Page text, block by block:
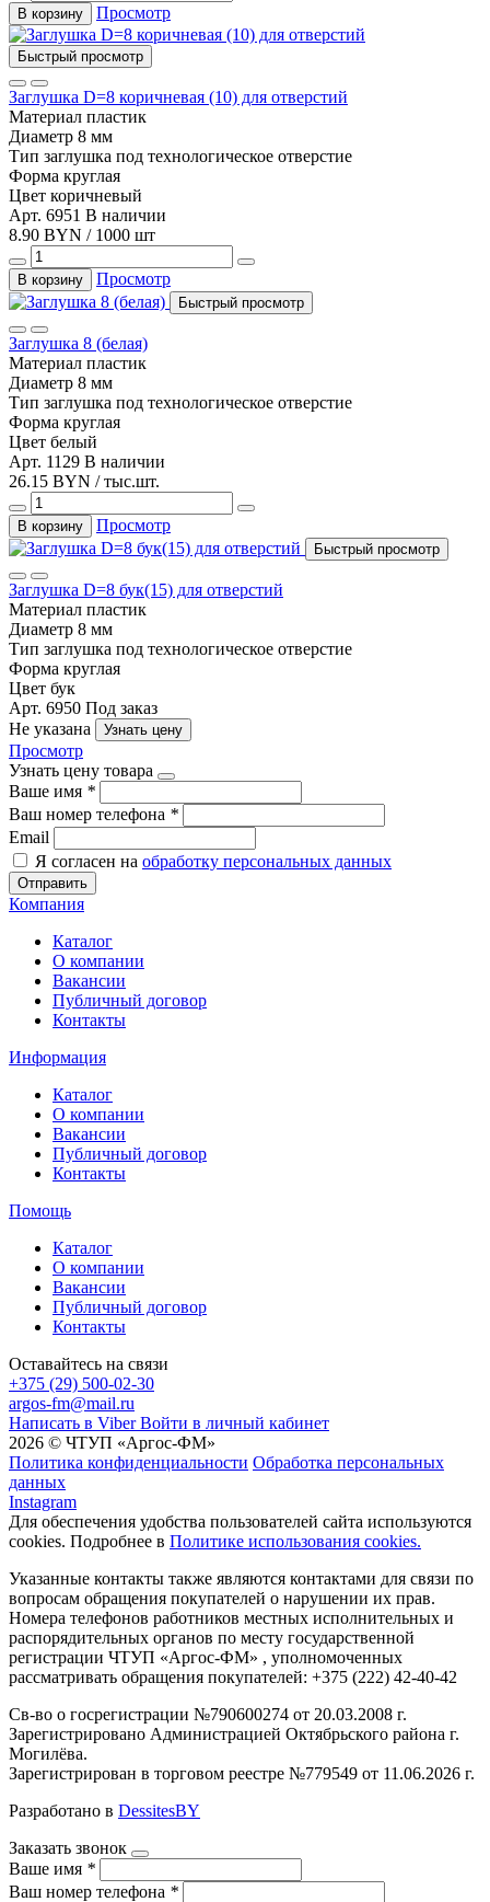
В корзину Просмотр
Быстрый просмотр
Заглушка D=8 коричневая (10) для отверстий
Материал пластик
Диаметр 8 мм
Тип заглушка под технологическое отверстие
Форма круглая
Цвет коричневый
Арт. 6951 В наличии
8.90 BYN / 1000 шт
В корзину Просмотр
Быстрый просмотр
Заглушка 8 (белая)
Материал пластик
Диаметр 8 мм
Тип заглушка под технологическое отверстие
Форма круглая
Цвет белый
Арт. 1129 В наличии
26.15 BYN / тыс.шт.
В корзину Просмотр
Быстрый просмотр
Заглушка D=8 бук(15) для отверстий
Материал пластик
Диаметр 8 мм
Тип заглушка под технологическое отверстие
Форма круглая
Цвет бук
Арт. 6950 Под заказ
Не указана
Узнать цену
Просмотр
Узнать цену товара
Ваше имя *
Ваш номер телефона *
Email
Я согласен на обработку персональных данных
Отправить
Компания
Каталог
О компании
Вакансии
Публичный договор
Контакты
Информация
Каталог
О компании
Вакансии
Публичный договор
Контакты
Помощь
Каталог
О компании
Вакансии
Публичный договор
Контакты
Оставайтесь на связи
+375 (29) 500-02-30
argos-fm@mail.ru
Написать в Viber Войти в личный кабинет
2026 © ЧТУП «Аргос-ФМ»
Политика конфиденциальности Обработка персональных
данных
Instagram
Для обеспечения удобства пользователей сайта используются
cookies. Подробнее в Политике использования cookies.
Указанные контакты также являются контактами для связи по
вопросам обращения покупателей о нарушении их прав.
Номера телефонов работников местных исполнительных и
распорядительных органов по месту государственной
регистрации ЧТУП «Аргос-ФМ» , уполномоченных
рассматривать обращения покупателей: +375 (222) 42-40-42
Св-во о госрегистрации №790600274 от 20.03.2008 г.
Зарегистрировано Администрацией Октябрьского района г.
Могилёва.
Зарегистрирован в торговом реестре №779549 от 11.06.2026 г.
Разработано в DessitesBY
Заказать звонок
Ваше имя *
Ваш номер телефона *